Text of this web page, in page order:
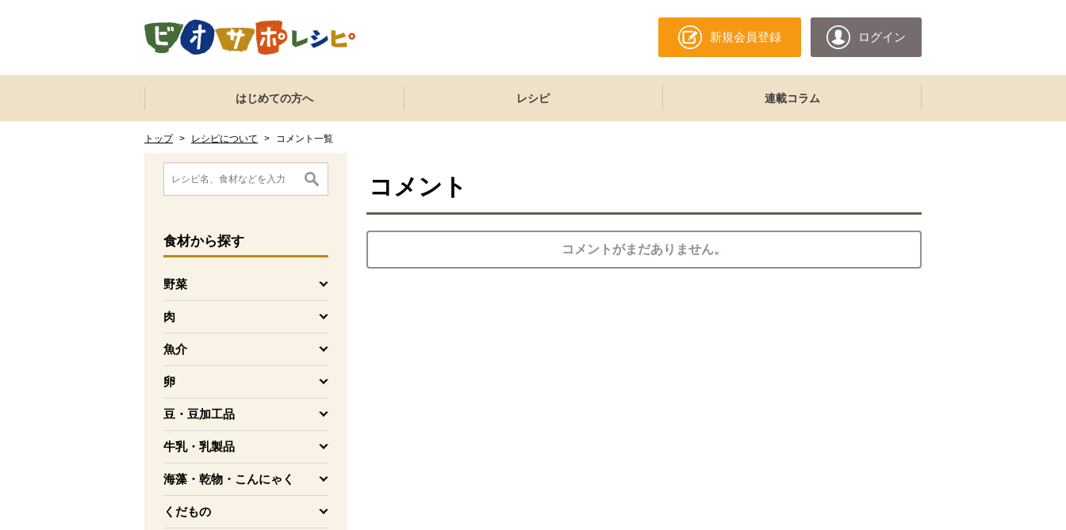
新規会員登録 ログイン
ここからサイト内共通メニューです。
サイト内共通メニューをスキップする
はじめての方へ レシピ 連載コラム
トップ > レシピについて > コメント一覧
ここから消費材検索メニューです。
食材から探す
野菜
を開く
肉
を開く
魚介
を開く
卵
を開く
豆・豆加工品
を開く
牛乳・乳製品
を開く
海藻・乾物・こんにゃく
を開く
くだもの
を開く
消費材検索メニューここまで。
ここから本文です。
コメント
コメントがまだありません。